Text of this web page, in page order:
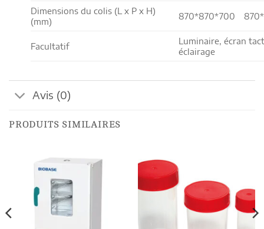
Dimensions du colis (L x P x H)
(mm)
870*870*700
Facultatif
Luminaire, écran
éclairage
Avis (0)
PRODUITS SIMILAIRES